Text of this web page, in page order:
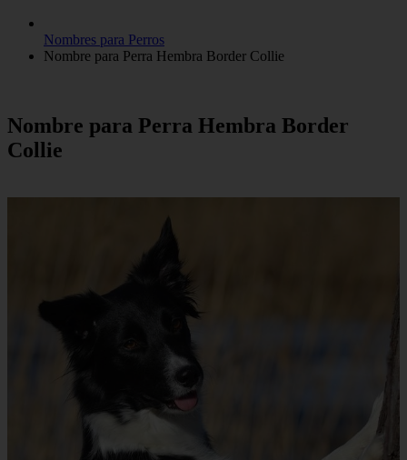
Nombres para Perros
Nombre para Perra Hembra Border Collie
Nombre para Perra Hembra Border
Collie